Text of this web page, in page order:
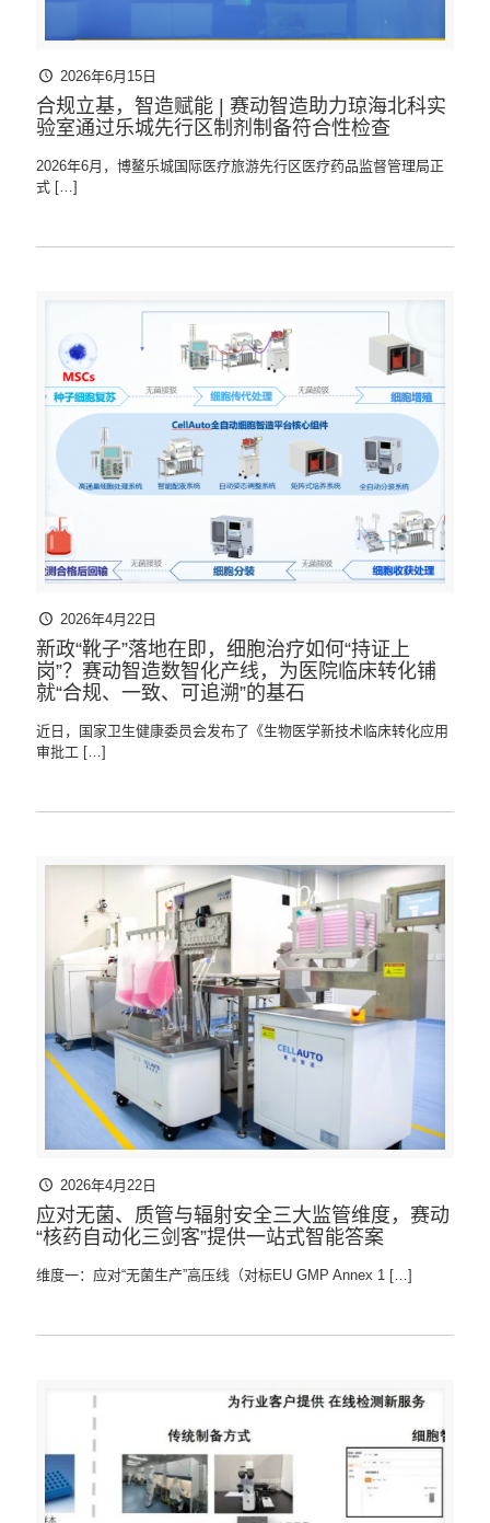
2026年6月15日
合规立基，智造赋能 | 赛动智造助力琼海北科实
验室通过乐城先行区制剂制备符合性检查
2026年6月，博鳌乐城国际医疗旅游先行区医疗药品监督管理局正
式 […]
2026年4月22日
新政“靴子”落地在即，细胞治疗如何“持证上
岗”？赛动智造数智化产线，为医院临床转化铺
就“合规、一致、可追溯”的基石
近日，国家卫生健康委员会发布了《生物医学新技术临床转化应用
审批工 […]
2026年4月22日
应对无菌、质管与辐射安全三大监管维度，赛动
“核药自动化三剑客”提供一站式智能答案
维度一：应对“无菌生产”高压线（对标EU GMP Annex 1 […]